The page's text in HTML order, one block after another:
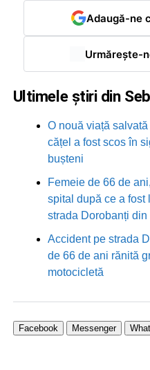
Adaugă-ne
Urmărește-
Ultimele știri din
O nouă viață
cățel a fost scos în
bușteni
Femeie de 66 de
spital după ce a fost
strada Dorobanți din
Accident pe strada
de 66 de ani rănită
motocicletă
Facebook Messenger